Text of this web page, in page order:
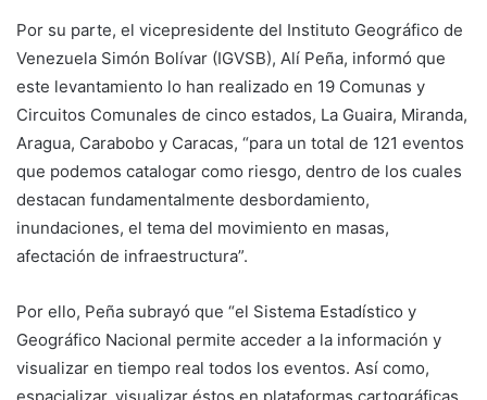
Por su parte, el vicepresidente del Instituto Geográfico de
Venezuela Simón Bolívar (IGVSB), Alí Peña, informó que
este levantamiento lo han realizado en 19 Comunas y
Circuitos Comunales de cinco estados, La Guaira, Miranda,
Aragua, Carabobo y Caracas, “para un total de 121 eventos
que podemos catalogar como riesgo, dentro de los cuales
destacan fundamentalmente desbordamiento,
inundaciones, el tema del movimiento en masas,
afectación de infraestructura”.
Por ello, Peña subrayó que “el Sistema Estadístico y
Geográfico Nacional permite acceder a la información y
visualizar en tiempo real todos los eventos. Así como,
espacializar, visualizar éstos en plataformas cartográficas